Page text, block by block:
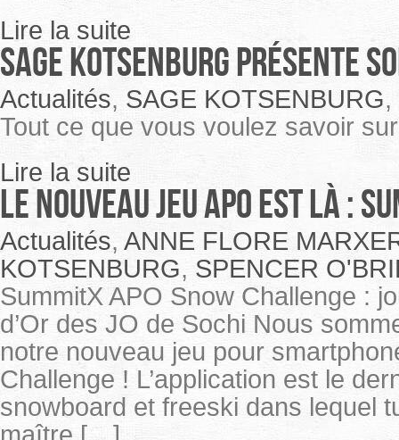
Lire la suite
Sage Kotsenburg présente
Actualités, SAGE KOTSENBURG,
Tout ce que vous voulez savoir
Lire la suite
Le nouveau jeu APO est là :
Actualités, ANNE FLORE
KOTSENBURG, SPENCER
SummitX APO Snow Challenge :
d’Or des JO de Sochi Nous
notre nouveau jeu pour
Challenge ! L’application est le
snowboard et freeski dans lequel
maître […]